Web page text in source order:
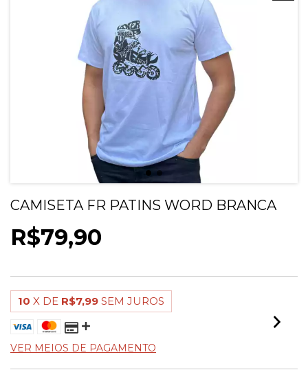
CAMISETA FR PATINS WORD BRANCA
R$79,90
10 X DE R$7,99 SEM JUROS
VER MEIOS DE PAGAMENTO